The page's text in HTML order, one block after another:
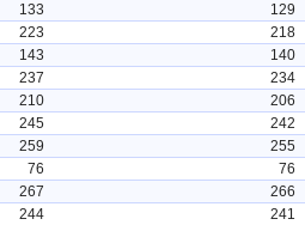
133 129
223 218
143 140
237 234
210 206
245 242
259 255
76 76
267 266
244 241